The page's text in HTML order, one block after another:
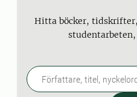
Hitta böcker,